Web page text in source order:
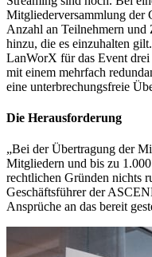
Mitgliederversammlung der
Anzahl an Teilnehmern und
hinzu, die es einzuhalten
LanWorX für das Event
mit einem mehrfach
eine unterbrechungsfreie
Die Herausforderung
„Bei der Übertragung der
Mitgliedern und bis zu
rechtlichen Gründen nichts
Geschäftsführer der
Ansprüche an das bereit